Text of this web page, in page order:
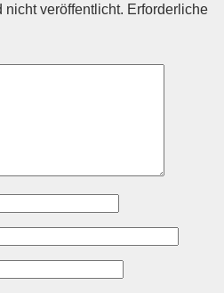
nicht veröffentlicht. Erforderliche